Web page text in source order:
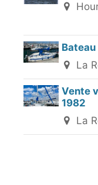
Bateau
La
Vente
1982
La